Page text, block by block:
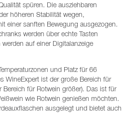
spüren. Die ausziehbaren
höheren Stabilität wegen,
einer sanften Bewegung ausgezogen.
werden über echte Tasten
auf einer Digitalanzeige
und Platz für 66
WineExpert ist der große Bereich für
Bereich für Rotwein größer). Das ist für
wie Rotwein genießen möchten.
ausgelegt und bietet auch